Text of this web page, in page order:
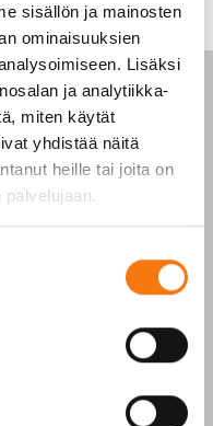
sisällön ja mainosten
ominaisuuksien
Lisäksi
ja analytiikka-
miten käytät
yhdistää näitä
heille tai joita on